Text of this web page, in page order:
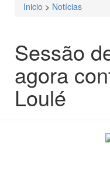
Está aqui
Inicio > Notícias
Sessão
agora
Loulé